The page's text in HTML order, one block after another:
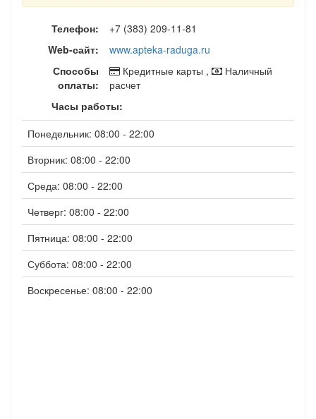
Телефон:
+7 (383) 209-11-81
Web-сайт:
www.apteka-raduga.ru
Способы
оплаты:
Кредитные карты ,
Наличный
расчет
Часы работы:
Понедельник: 08:00 - 22:00
Вторник: 08:00 - 22:00
Среда: 08:00 - 22:00
Четверг: 08:00 - 22:00
Пятница: 08:00 - 22:00
Суббота: 08:00 - 22:00
Воскресенье: 08:00 - 22:00